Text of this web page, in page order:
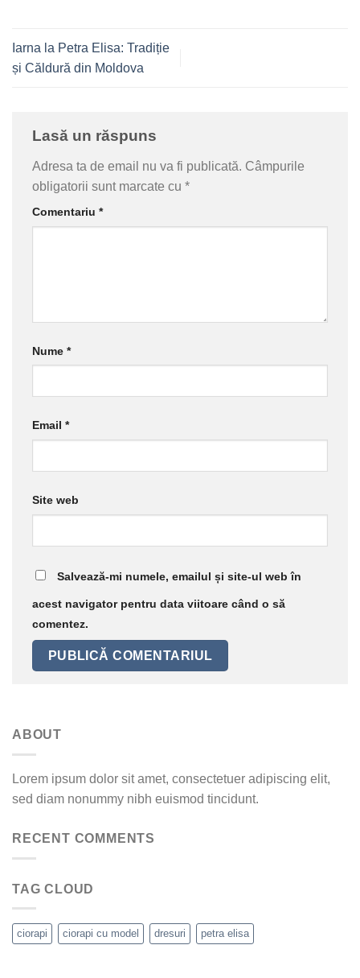
Iarna la Petra Elisa: Tradiție
și Căldură din Moldova
Lasă un răspuns
Adresa ta de email nu va fi publicată. Câmpurile
obligatorii sunt marcate cu *
Comentariu *
Nume *
Email *
Site web
Salvează-mi numele, emailul și site-ul web în
acest navigator pentru data viitoare când o să
comentez.
ABOUT
Lorem ipsum dolor sit amet, consectetuer adipiscing elit,
sed diam nonummy nibh euismod tincidunt.
RECENT COMMENTS
TAG CLOUD
ciorapi ciorapi cu model dresuri petra elisa